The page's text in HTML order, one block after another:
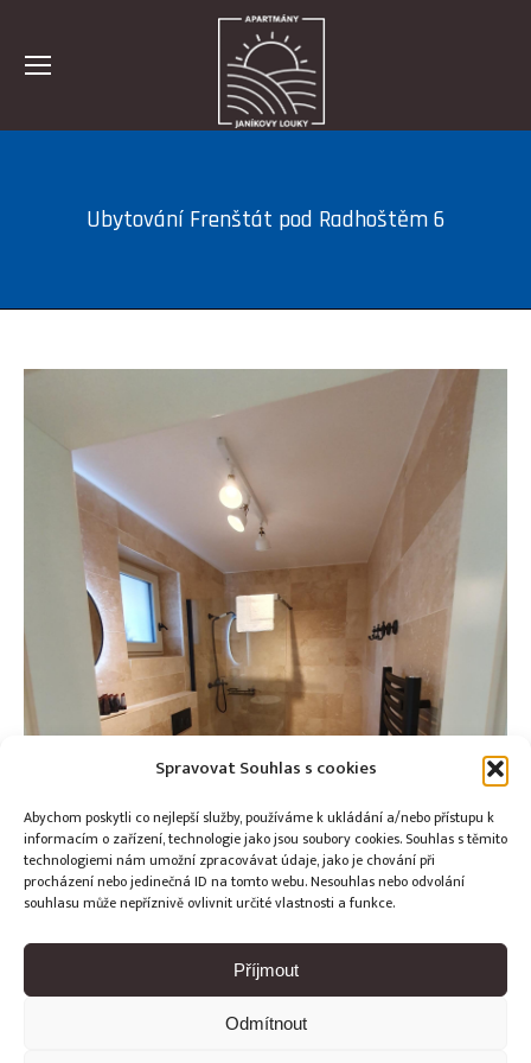
Spravovat Souhlas s cookies
Abychom poskytli co nejlepší služby, používáme k ukládání a/nebo přístupu k
informacím o zařízení, technologie jako jsou soubory cookies. Souhlas s těmito
technologiemi nám umožní zpracovávat údaje, jako je chování při
procházení nebo jedinečná ID na tomto webu. Nesouhlas nebo odvolání
souhlasu může nepříznivě ovlivnit určité vlastnosti a funkce.
Příjmout
Odmítnout
Ubytování Frenštát pod Radhoštěm 6